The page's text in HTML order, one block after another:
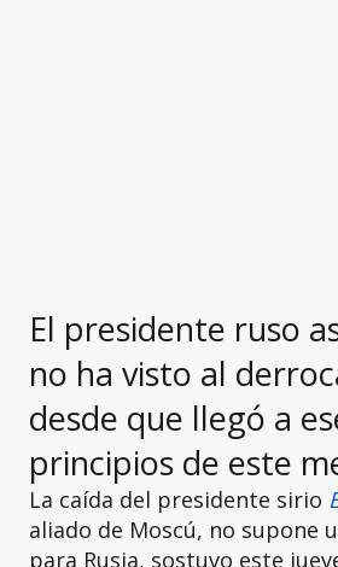
El presidente ruso
no ha visto al
desde que llegó a
principios de este
La caída del presidente sirio
aliado de Moscú, no supone
para Rusia, sostuvo este